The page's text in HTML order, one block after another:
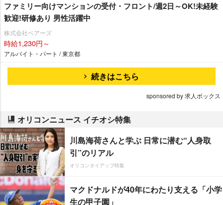
ファミリー向けマンションの受付・フロント/週2日～OK!未経験
歓迎!研修あり 男性活躍中
株式会社ベアーズ
時給1,230円～
アルバイト・パート / 東京都
続きはこちら
sponsored by 求人ボックス
オリコンニュース イチオシ特集
川島海荷さんと学ぶ 日常に潜む“人身取
引”のリアル
オリコンタイアップ特集
マクドナルドが40年にわたり支える「小学
生の甲子園」